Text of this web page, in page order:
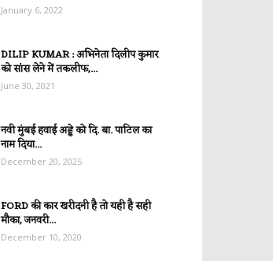
January 6, 2022
DILIP KUMAR : अभिनेता दिलीप कुमार
को सांस लेने में तकलीफ,...
June 30, 2021
नवी मुंबई हवाई अड्डे को दि. बा. पाटिल का
नाम दिया...
December 20, 2025
FORD की कार खरीदनी है तो यही है सही
मौका, जनवरी...
December 10, 2020